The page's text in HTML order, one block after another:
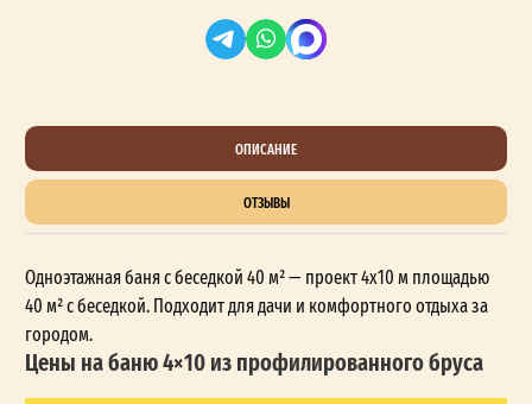
ОПИСАНИЕ
ОТЗЫВЫ
Одноэтажная баня с беседкой 40 м² — проект 4x10 м площадью
40 м² с беседкой. Подходит для дачи и комфортного отдыха за
городом.
Цены на баню 4×10 из профилированного бруса